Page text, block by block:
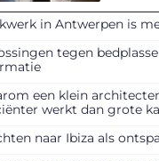
in Antwerpen is
tegen
een klein
werkt dan grote
naar Ibiza als